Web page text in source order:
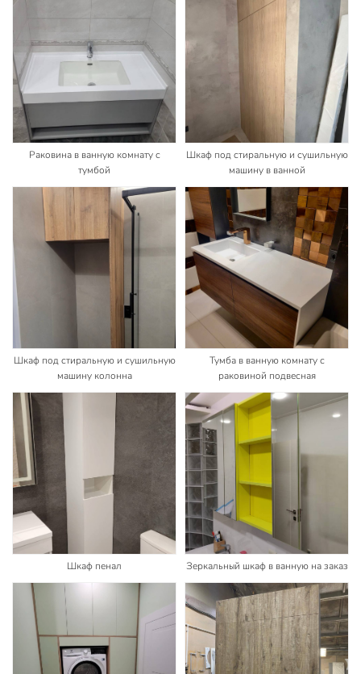
Раковина в ванную комнату с
тумбой
Шкаф под стиральную и сушильную
машину в ванной
Шкаф под стиральную и сушильную
машину колонна
Тумба в ванную комнату с
раковиной подвесная
Шкаф пенал Зеркальный шкаф в ванную на заказ